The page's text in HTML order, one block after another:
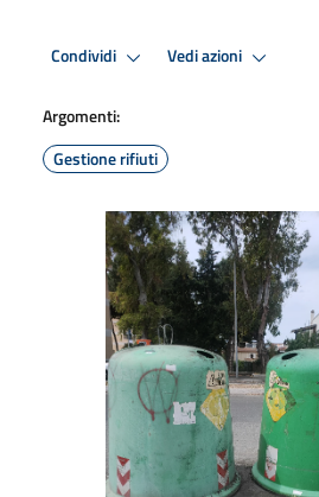
Condividi Vedi azioni
Argomenti:
Gestione rifiuti